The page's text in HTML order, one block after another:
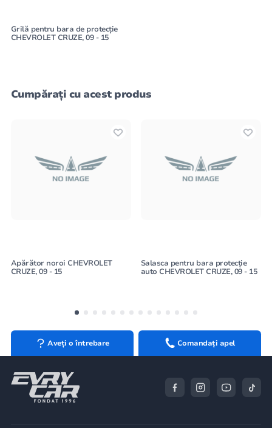
Grilă pentru bara de protecție
CHEVROLET CRUZE, 09 - 15
Cumpărați cu acest produs
Apărător noroi CHEVROLET
CRUZE, 09 - 15
Salasca pentru bara protecție
auto CHEVROLET CRUZE, 09 - 15
Aveți o întrebare Comandați apel